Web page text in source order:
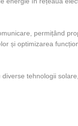
permițând
și optimizarea
tehnologii